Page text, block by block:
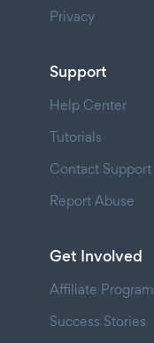
Privacy
Support
Help Center
Tutorials
Contact Support
Report Abuse
Get Involved
Affiliate Program
Success Stories